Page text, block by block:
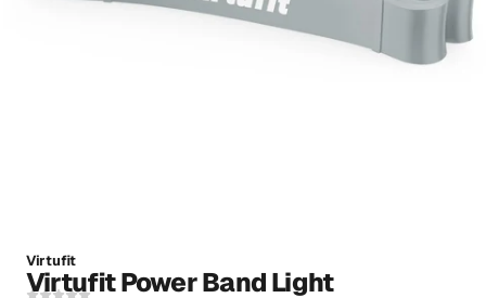
Virtufit
Virtufit Power Band Light